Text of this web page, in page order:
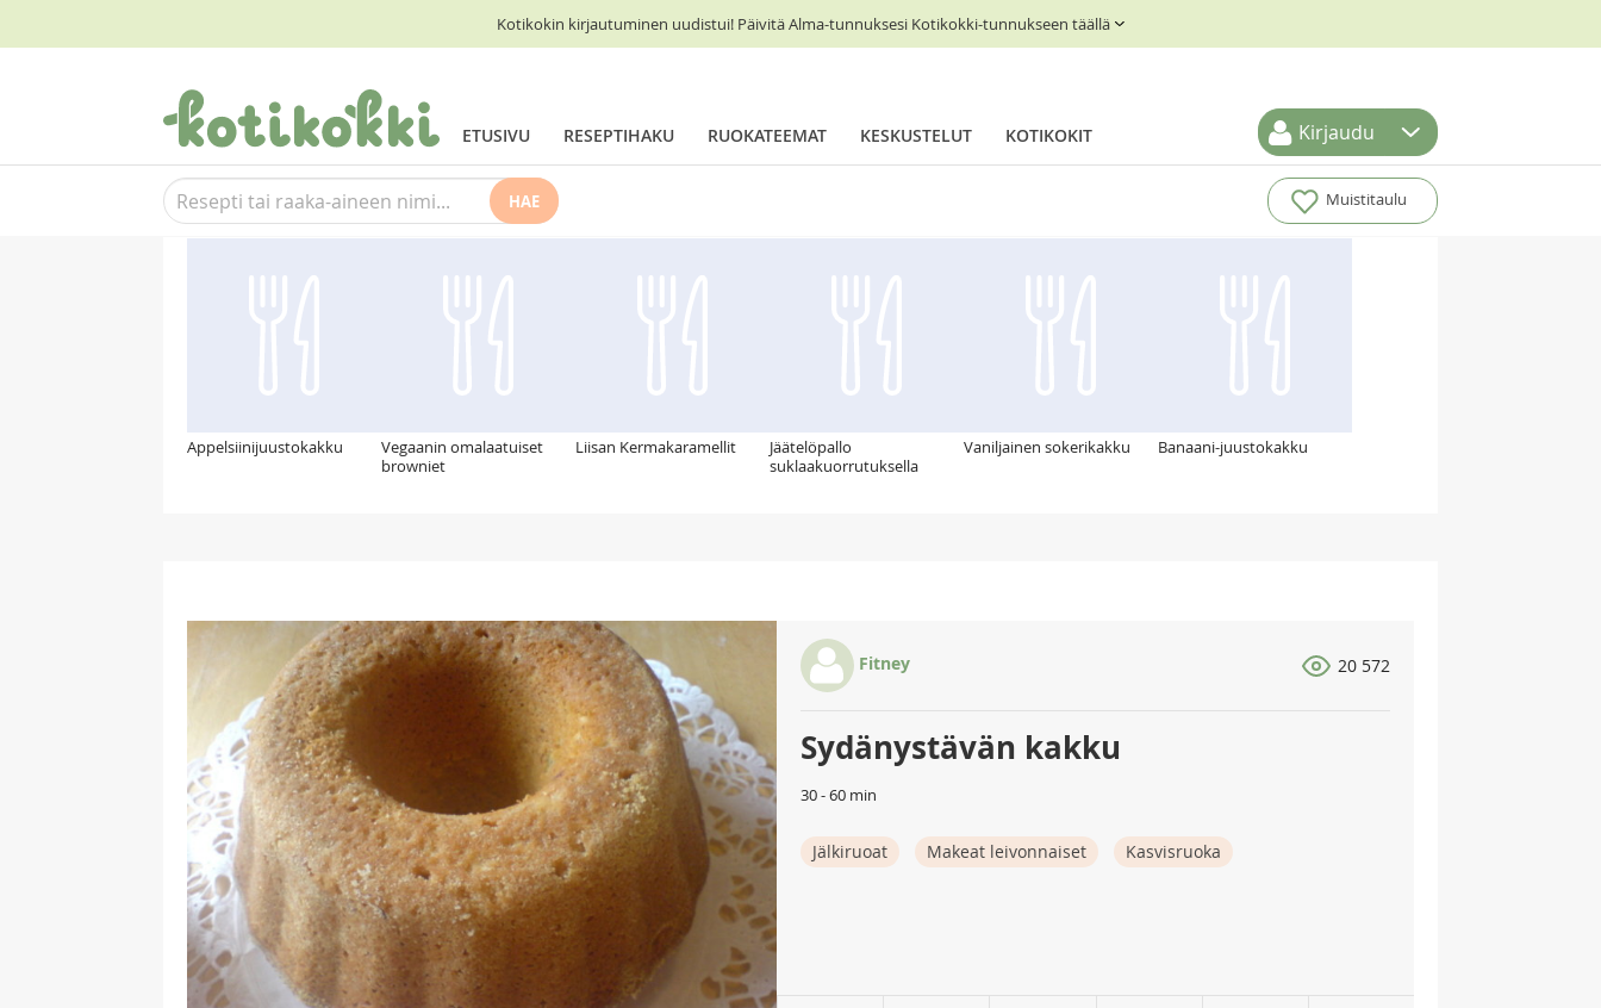
Kotikokin kirjautuminen uudistui! Päivitä Alma-tunnuksesi Kotikokki-tunnukseen täällä
ETUSIVU RESEPTIHAKU RUOKATEEMAT KESKUSTELUT KOTIKOKIT Kirjaudu
HAE Muistitaulu
Suosittelemme myös
Appelsiinijuustokakku
Vegaanin omalaatuiset
browniet
Liisan Kermakaramellit
Jäätelöpallo
suklaakuorrutuksella
Vaniljainen sokerikakku Banaani-juustokakku
Fitney 20 572
Sydänystävän kakku
30 - 60 min
Jälkiruoat Makeat leivonnaiset Kasvisruoka